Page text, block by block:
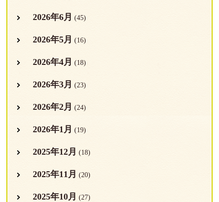
2026年6月 (45)
2026年5月 (16)
2026年4月 (18)
2026年3月 (23)
2026年2月 (24)
2026年1月 (19)
2025年12月 (18)
2025年11月 (20)
2025年10月 (27)